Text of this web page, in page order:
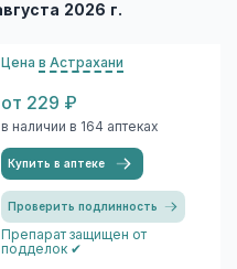
2026 г.
Цена в Астрахани
от 229 ₽
в наличии в 164 аптеках
Купить в аптеке
Проверить подлинность
Препарат защищен от
подделок ✔